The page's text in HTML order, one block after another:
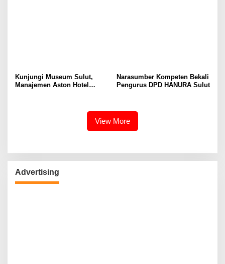
Kunjungi Museum Sulut,
Manajemen Aston Hotel
Narasumber Kompeten Bekali
Pengurus DPD HANURA Sulut
View More
Advertising